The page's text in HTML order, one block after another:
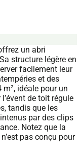
un abri
structure légère en
facilement leur
et des
idéale pour un
de toit régule
tandis que les
par des clips
Notez que la
pas conçu pour